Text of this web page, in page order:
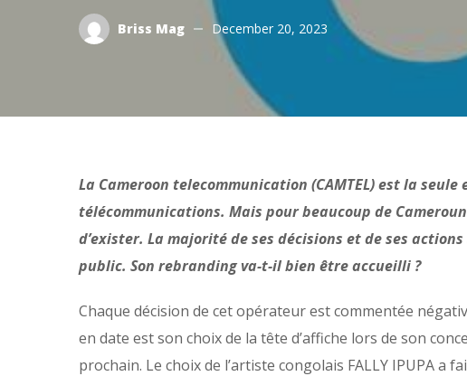
Briss Mag December 20, 2023
La Cameroon telecommunication (CAMTEL) est la
télécommunications. Mais pour beaucoup de
d’exister. La majorité de ses décisions et de ses
public. Son rebranding va-t-il bien être accueilli ?
Chaque décision de cet opérateur est commentée
en date est son choix de la tête d’affiche lors de son
prochain. Le choix de l’artiste congolais FALLY IPUPA a